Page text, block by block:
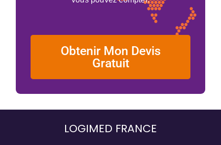
Obtenir Mon Devis
Gratuit
LOGIMED FRANCE